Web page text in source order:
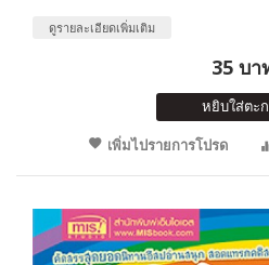
ดูรายละเอียดเพิ่มเติม
35 บา
หยิบใส่ตะ
เพิ่มไปรายการโปรด